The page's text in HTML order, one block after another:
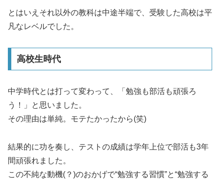
とはいえそれ以外の教科は中途半端で、受験した高校は平
凡なレベルでした。
高校生時代
中学時代とは打って変わって、「勉強も部活も頑張ろ
う！」と思いました。
その理由は単純。モテたかったから(笑)
結果的に功を奏し、テストの成績は学年上位で部活も3年
間頑張れました。
この不純な動機(？)のおかげで“勉強する習慣”と“勉強する